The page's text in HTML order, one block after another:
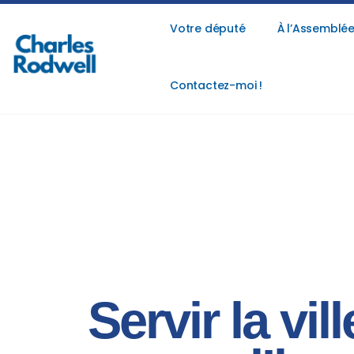
Votre député À
Contactez-moi !
Servir la